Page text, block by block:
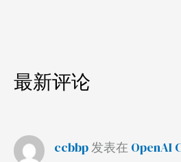
最新评论
ccbbp发表在 OpenAI